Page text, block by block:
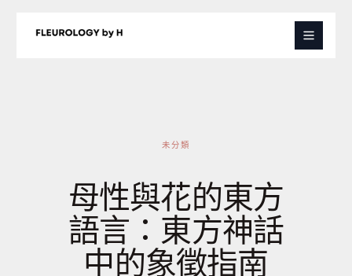
未分類
母性與花的東方
語言：東方神話
中的象徵指南